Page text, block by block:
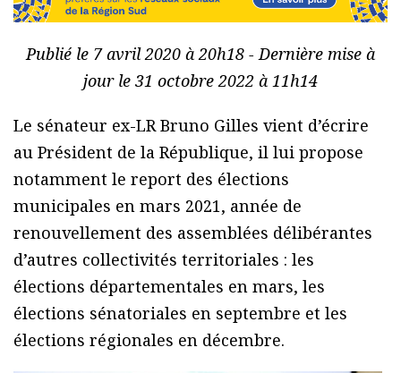
Publié le 7 avril 2020 à 20h18 - Dernière mise à
jour le 31 octobre 2022 à 11h14
Le sénateur ex-LR Bruno Gilles vient d’écrire
au Président de la République, il lui propose
notamment le report des élections
municipales en mars 2021, année de
renouvellement des assemblées délibérantes
d’autres collectivités territoriales : les
élections départementales en mars, les
élections sénatoriales en septembre et les
élections régionales en décembre.